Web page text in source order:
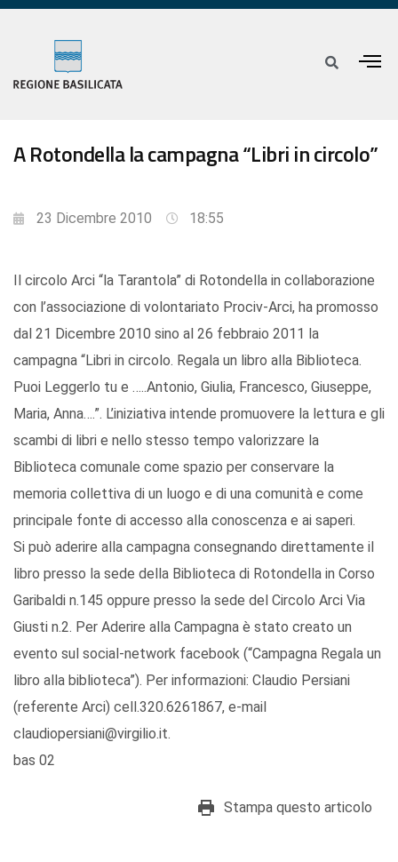
A Rotondella la campagna “Libri in circolo”
23 Dicembre 2010 18:55
Il circolo Arci “la Tarantola” di Rotondella in collaborazione
con l’associazione di volontariato Prociv-Arci, ha promosso
dal 21 Dicembre 2010 sino al 26 febbraio 2011 la
campagna “Libri in circolo. Regala un libro alla Biblioteca.
Puoi Leggerlo tu e …..Antonio, Giulia, Francesco, Giuseppe,
Maria, Anna….”. L’iniziativa intende promuovere la lettura e gli
scambi di libri e nello stesso tempo valorizzare la
Biblioteca comunale come spazio per conservare la
memoria collettiva di un luogo e di una comunità e come
principale fonte di accesso alla conoscenza e ai saperi.
Si può aderire alla campagna consegnando direttamente il
libro presso la sede della Biblioteca di Rotondella in Corso
Garibaldi n.145 oppure presso la sede del Circolo Arci Via
Giusti n.2. Per Aderire alla Campagna è stato creato un
evento sul social-network facebook (“Campagna Regala un
libro alla biblioteca”). Per informazioni: Claudio Persiani
(referente Arci) cell.320.6261867, e-mail
claudiopersiani@virgilio.it.
bas 02
Stampa questo articolo